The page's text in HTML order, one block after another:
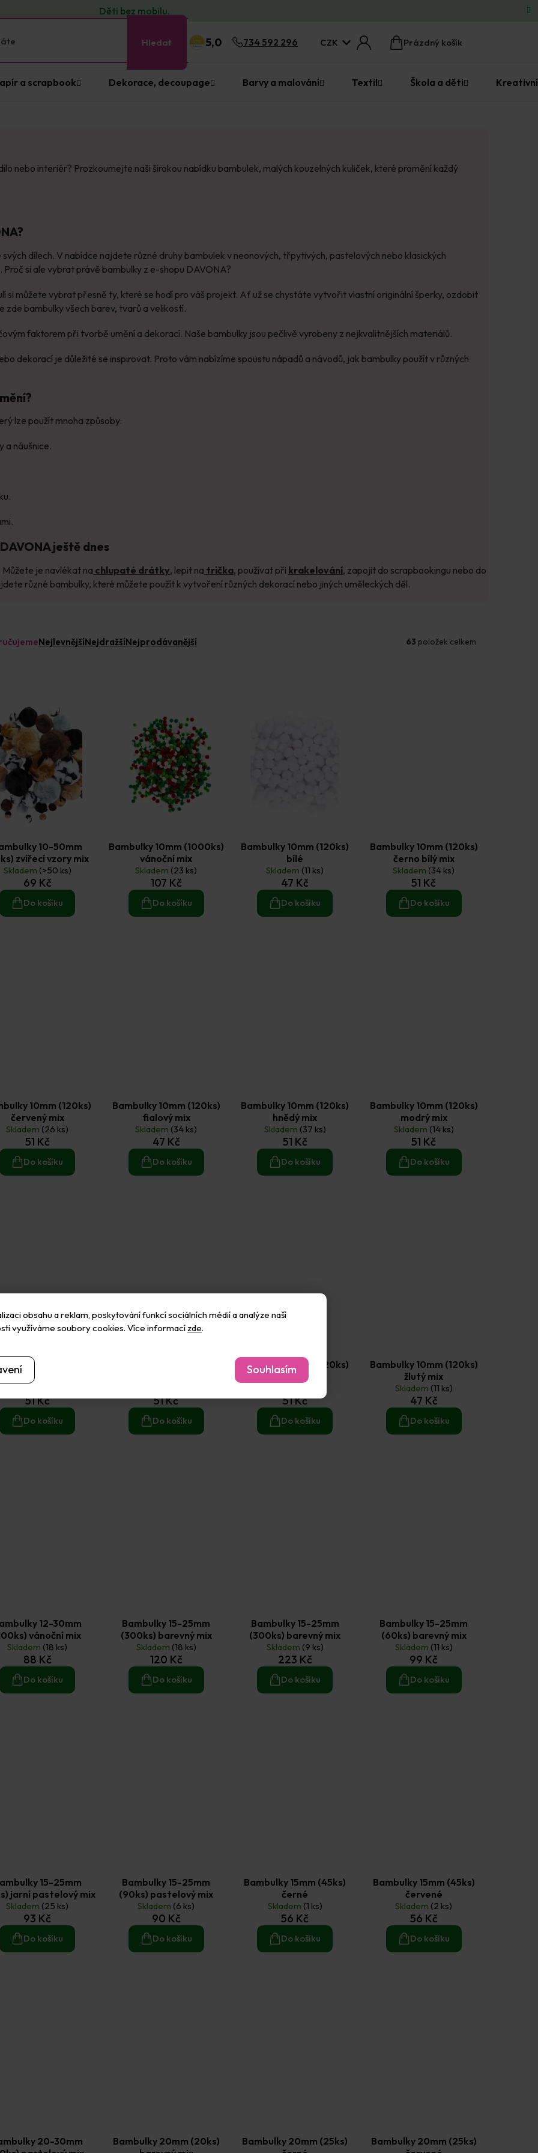
obsahu a reklam, poskytování funkcí sociálních médií a analýze naší
využíváme soubory cookies. Více informací zde.
Souhlasím
Děti bez mobilu.
Hledat 5,0 CZK
Nákupní
Prázdný košík
734 592 296
a scrapbook Dekorace, decoupage Barvy a malování Textil Škola a děti
nebo interiér? Prozkoumejte naši širokou nabídku bambulek, malých kouzelných kuliček, které promění každý
dílech. V nabídce najdete různé druhy bambulek v neonových, třpytivých, pastelových nebo klasických
si ale vybrat právě bambulky z e-shopu DAVONA?
si můžete vybrat přesně ty, které se hodí pro váš projekt. Ať už se chystáte vytvořit vlastní originální šperky, ozdobit
bambulky všech barev, tvarů a velikostí.
faktorem při tvorbě umění a dekorací. Naše bambulky jsou pečlivě vyrobeny z nejkvalitnějších materiálů.
dekorací je důležité se inspirovat. Proto vám nabízíme spoustu nápadů a návodů, jak bambulky použít v různých
lze použít mnoha způsoby:
a náušnice.
ještě dnes
je navlékat na chlupaté drátky, lepit na trička, používat při krakelování, zapojit do scrapbookingu nebo do
různé bambulky, které můžete použít k vytvoření různých dekorací nebo jiných uměleckých děl.
NejlevnějšíNejdražšíNejprodávanější 63 položek celkem
10-50mm
zvířecí vzory mix
Skladem (>50 ks)
69 Kč
Do košíku
Bambulky 10mm (1000ks)
vánoční mix
Skladem (23 ks)
107 Kč
Do košíku
Bambulky 10mm (120ks)
bílé
Skladem (11 ks)
47 Kč
Do košíku
Bambulky 10mm (120ks)
černo bílý mix
Skladem (34 ks)
51 Kč
Do košíku
10mm (120ks)
červený mix
Skladem (26 ks)
51 Kč
Do košíku
Bambulky 10mm (120ks)
fialový mix
Skladem (34 ks)
47 Kč
Do košíku
Bambulky 10mm (120ks)
hnědý mix
Skladem (37 ks)
51 Kč
Do košíku
Bambulky 10mm (120ks)
modrý mix
Skladem (14 ks)
51 Kč
Do košíku
10mm (120ks)
oranžový mix
51 Kč
Do košíku
51 Kč
Do košíku
Bambulky 10mm (120ks)
zelený mix
51 Kč
Do košíku
Bambulky 10mm (120ks)
žlutý mix
Skladem (11 ks)
47 Kč
Do košíku
12-30mm
vánoční mix
Skladem (18 ks)
88 Kč
Do košíku
Bambulky 15-25mm
(300ks) barevný mix
Skladem (18 ks)
120 Kč
Do košíku
Bambulky 15-25mm
(300ks) barevný mix
Skladem (9 ks)
223 Kč
Do košíku
Bambulky 15-25mm
(60ks) barevný mix
Skladem (11 ks)
99 Kč
Do košíku
15-25mm
jarní pastelový mix
Skladem (25 ks)
93 Kč
Do košíku
Bambulky 15-25mm
(90ks) pastelový mix
Skladem (6 ks)
90 Kč
Do košíku
Bambulky 15mm (45ks)
černé
Skladem (1 ks)
56 Kč
Do košíku
Bambulky 15mm (45ks)
červené
Skladem (2 ks)
56 Kč
Do košíku
20-30mm
Bambulky 20mm (20ks)
Bambulky 20mm (25ks)
Bambulky 20mm (25ks)